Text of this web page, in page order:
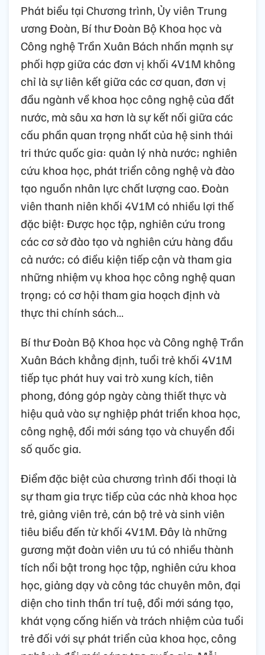
Phát biểu tại Chương trình, Ủy viên Trung
ương Đoàn, Bí thư Đoàn Bộ Khoa học và
Công nghệ Trần Xuân Bách nhấn mạnh sự
phối hợp giữa các đơn vị khối 4V1M không
chỉ là sự liên kết giữa các cơ quan, đơn vị
đầu ngành về khoa học công nghệ của đất
nước, mà sâu xa hơn là sự kết nối giữa các
cấu phần quan trọng nhất của hệ sinh thái
tri thức quốc gia: quản lý nhà nước; nghiên
cứu khoa học, phát triển công nghệ và đào
tạo nguồn nhân lực chất lượng cao. Đoàn
viên thanh niên khối 4V1M có nhiều lợi thế
đặc biệt: Được học tập, nghiên cứu trong
các cơ sở đào tạo và nghiên cứu hàng đầu
cả nước; có điều kiện tiếp cận và tham gia
những nhiệm vụ khoa học công nghệ quan
trọng; có cơ hội tham gia hoạch định và
thực thi chính sách…
Bí thư Đoàn Bộ Khoa học và Công nghệ Trần
Xuân Bách khẳng định, tuổi trẻ khối 4V1M
tiếp tục phát huy vai trò xung kích, tiên
phong, đóng góp ngày càng thiết thực và
hiệu quả vào sự nghiệp phát triển khoa học,
công nghệ, đổi mới sáng tạo và chuyển đổi
số quốc gia.
Điểm đặc biệt của chương trình đối thoại là
sự tham gia trực tiếp của các nhà khoa học
trẻ, giảng viên trẻ, cán bộ trẻ và sinh viên
tiêu biểu đến từ khối 4V1M. Đây là những
gương mặt đoàn viên ưu tú có nhiều thành
tích nổi bật trong học tập, nghiên cứu khoa
học, giảng dạy và công tác chuyên môn, đại
diện cho tinh thần trí tuệ, đổi mới sáng tạo,
khát vọng cống hiến và trách nhiệm của tuổi
trẻ đối với sự phát triển của khoa học, công